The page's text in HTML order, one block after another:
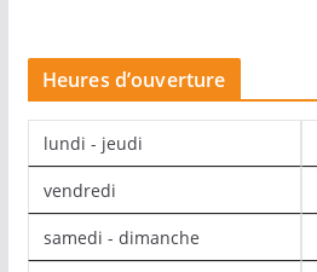
Heures d’ouverture
lundi - jeudi
vendredi
samedi - dimanche